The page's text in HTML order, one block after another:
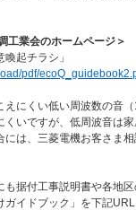
工業会のホームページ＞
起チラシ」
pdf/
にくい低い周波数の音
いですが、低周波音は
は、三菱電機お客さま
据付工事説明書や各地
ガイドブック」を下記